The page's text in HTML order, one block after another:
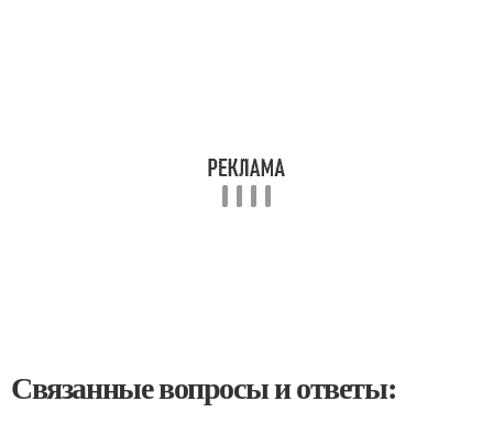
Связанные вопросы и ответы: